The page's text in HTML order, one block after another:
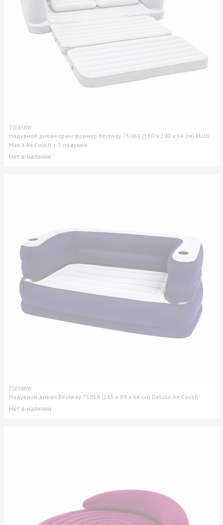
75063BW
Надувной диван-трансформер Bestway 75063 (160 x 200 x 64 см) Multi
Max II Air Couch + 2 подушки
Нет в наличии
75058BW
Надувной диван Bestway 75058 (165 x 89 x 64 см) Deluxe Air Couch
Нет в наличии